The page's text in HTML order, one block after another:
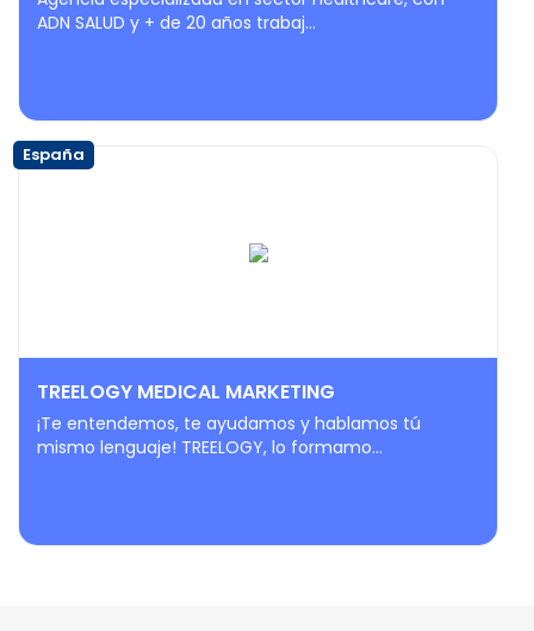
ADN SALUD y + de 20 años trabaj...
España
TREELOGY MEDICAL MARKETING
¡Te entendemos, te ayudamos y hablamos tú
mismo lenguaje! TREELOGY, lo formamo...